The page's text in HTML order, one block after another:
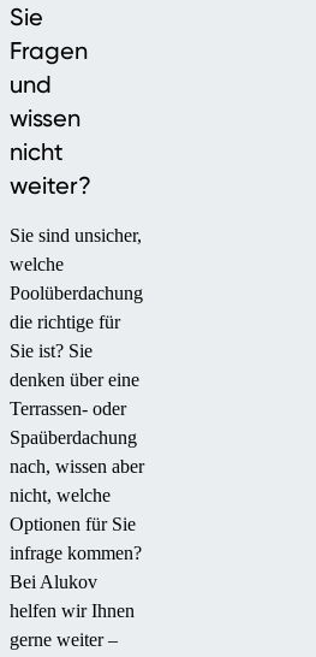
in die Umgebung
einfügt.
Sie
Fragen
und
wissen
nicht
weiter?
Sie sind unsicher,
welche
Poolüberdachung
die richtige für
Sie ist? Sie
denken über eine
Terrassen- oder
Spaüberdachung
nach, wissen aber
nicht, welche
Optionen für Sie
infrage kommen?
Bei Alukov
helfen wir Ihnen
gerne weiter –